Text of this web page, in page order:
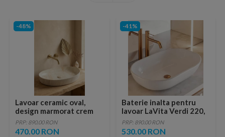
-48%
Lavoar ceramic oval,
design marmorat crem
lucios cu vene aurii,
ventil inclus
PRP: 890.00 RON
470.00 RON
-41%
Baterie inalta pentru
lavoar LaVita Verdi 220,
fara ventil, brushed
copper
PRP: 890.00 RON
530.00 RON